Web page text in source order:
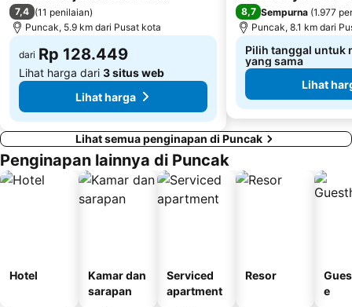
7,4 (11 penilaian)
Puncak, 5.9 km dari Pusat kota
dari Rp 128.449
Lihat harga dari 3 situs web
Lihat harga
8,7 Sempurna (1.977
Puncak, 8.1 km dari
Pilih tanggal untuk
yang sama
Lihat
Lihat semua penginapan di Puncak
Penginapan lainnya di Puncak
Hotel
Kamar dan
sarapan
Serviced
apartment
Resor
e